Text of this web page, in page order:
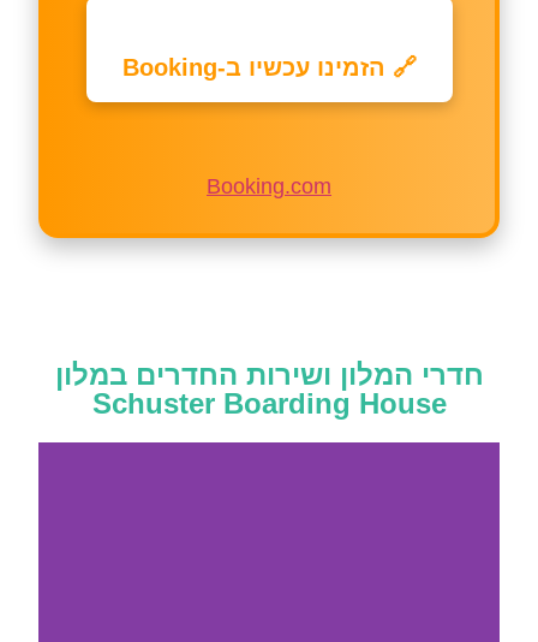
🔗 הזמינו עכשיו ב-Booking
Booking.com
חדרי המלון ושירות החדרים במלון
Schuster Boarding House